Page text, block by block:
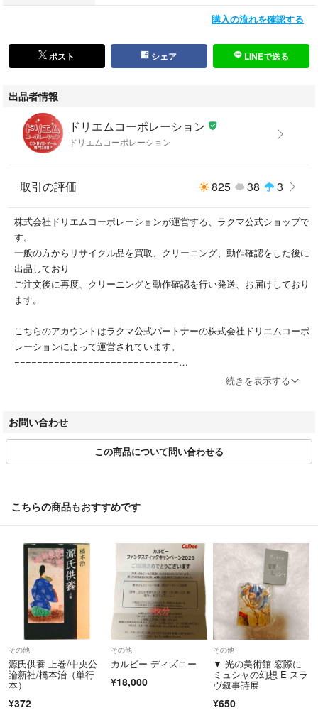
掲載と付属品が異なる場合は確認のご連絡をさせていただきます。
1、ご注文⇒ご注文は24時間受け付けております。
2、注文確認⇒ご注文後、当店から注文確認メールを送信します。
3、お届けまで3〜10営業日程度とお考えください。
5、出荷⇒配送準備が整い次第、出荷致します。配送業者、追跡番号等の
詳細をメール送信致します。
6、到着⇒出荷後、1〜3日後に商品が到着します。
※離島、北海道、九州、沖縄は遅れる場合がございます。予めご了承下さ
い。
お電話でのお問合せは少人数で運営の為受け付けておりませんので、メー
ルにてお問合せお願い致します。
お受けしておりませんのでご了承ください。
購入の流れを確認する
ポスト シェア LINEで送る
出品者情報
ドリエムコーポレーション
ドリエムコーポレーション
取引の評価 825 38 3
株式会社ドリエムコーポレーションが運営する、ラクマ公式ショップで
す。
一般の方からリサイクル品を買取、クリーニング、動作確認をした後に
出品しており
ご注文後に再度、クリーニングと動作確認を行い発送、お届けしており
ます。
こちらのアカウントはラクマ公式パートナーの株式会社ドリエムコーポ
レーションによって運営されています。
=============================
▼特商法
https://fril.jp/ts/official/law/dec/
続きを表示する
お問い合わせ
この商品について問い合わせる
こちらの商品もおすすめです
その他
源氏供養 上巻/中央公
論新社/橋本治（単行
本）
¥372
その他
カルビー ディズニー
¥18,000
その他
▼ 光の美術館 窓際に
ミュシャの幻想 E スラ
ヴ叙事詩展
¥650